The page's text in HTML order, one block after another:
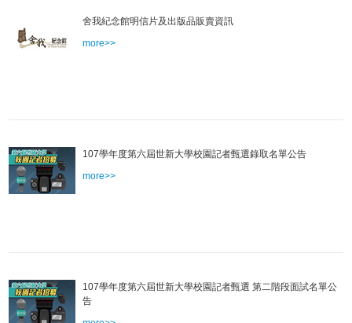
舍我紀念館明信片及出版品販賣資訊
more>>
107學年度第六屆世新大學校園記者甄選錄取名單公告
more>>
107學年度第六屆世新大學校園記者甄選 第二階段面試名單公
告